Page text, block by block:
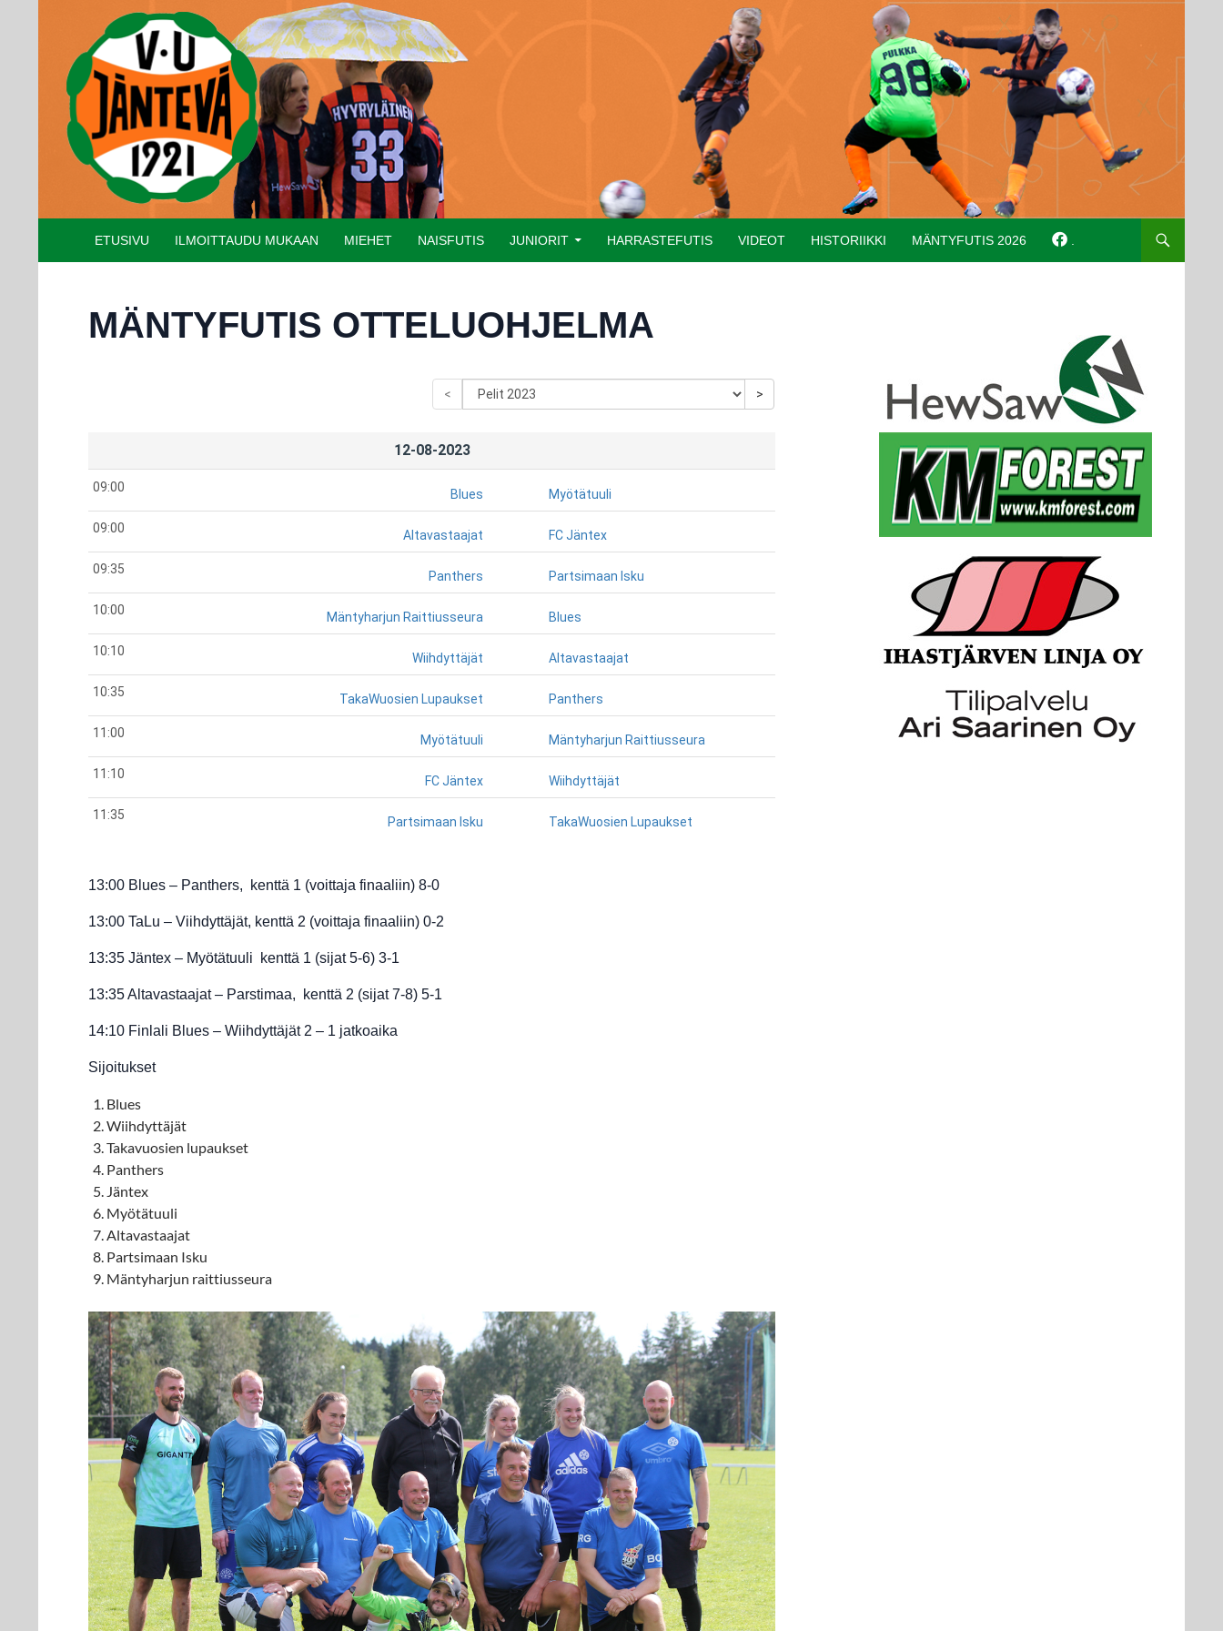
ETUSIVU
ILMOITTAUDU MUKAAN MIEHET NAISFUTIS JUNIORIT HARRASTEFUTIS VIDEOT HISTORIIKKI MÄNTYFUTIS 2026
MÄNTYFUTIS OTTELUOHJELMA
< >
12-08-2023
09:00 Blues Myötätuuli
09:00 Altavastaajat FC Jäntex
09:35 Panthers Partsimaan Isku
10:00 Mäntyharjun Raittiusseura Blues
10:10 Wiihdyttäjät Altavastaajat
10:35 TakaWuosien Lupaukset Panthers
11:00 Myötätuuli Mäntyharjun Raittiusseura
11:10 FC Jäntex Wiihdyttäjät
11:35 Partsimaan Isku TakaWuosien Lupaukset
13:00 Blues – Panthers, kenttä 1 (voittaja finaaliin) 8-0
13:00 TaLu – Viihdyttäjät, kenttä 2 (voittaja finaaliin) 0-2
13:35 Jäntex – Myötätuuli kenttä 1 (sijat 5-6) 3-1
13:35 Altavastaajat – Parstimaa, kenttä 2 (sijat 7-8) 5-1
14:10 Finlali Blues – Wiihdyttäjät 2 – 1 jatkoaika
Sijoitukset
Blues
Wiihdyttäjät
Takavuosien lupaukset
Panthers
Jäntex
Myötätuuli
Altavastaajat
Partsimaan Isku
Mäntyharjun raittiusseura